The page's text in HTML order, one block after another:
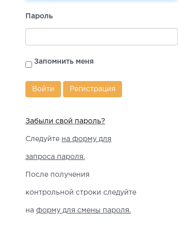
Пароль
Запомнить меня
Регистрация
Забыли свой пароль?
Следуйте на форму для
запроса пароля.
После получения
контрольной строки следуйте
на форму для смены пароля.